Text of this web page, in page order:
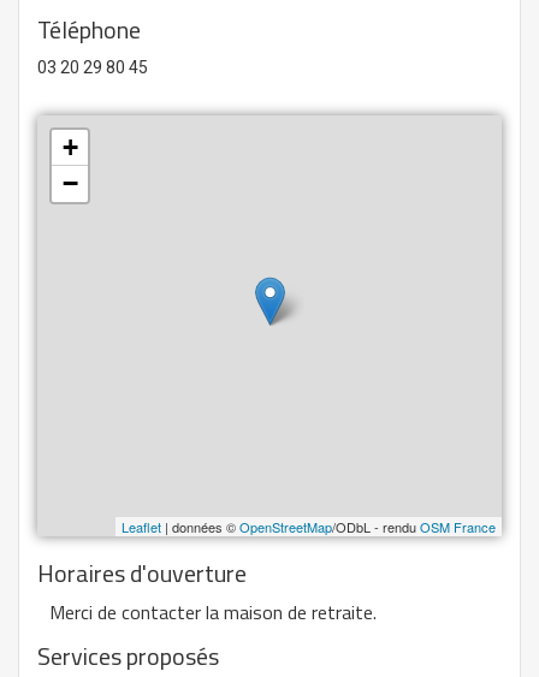
Téléphone
03 20 29 80 45
+
−
Leaflet | données ©OpenStreetMap/ODbL - renduOSM France
Horaires d'ouverture
Merci de contacter la maison de retraite.
Services proposés